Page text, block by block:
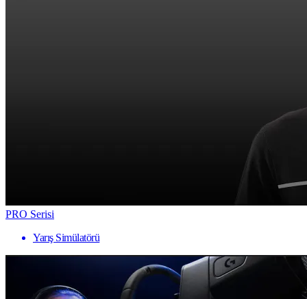
PRO Serisi
Yarış Simülatörü